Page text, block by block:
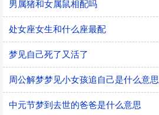
男属猪和女属鼠相配吗
处女座女生和什么座最配
梦见自己死了又活了
周公解梦梦见小女孩追自己是什么意思
中元节梦到去世的爸爸是什么意思